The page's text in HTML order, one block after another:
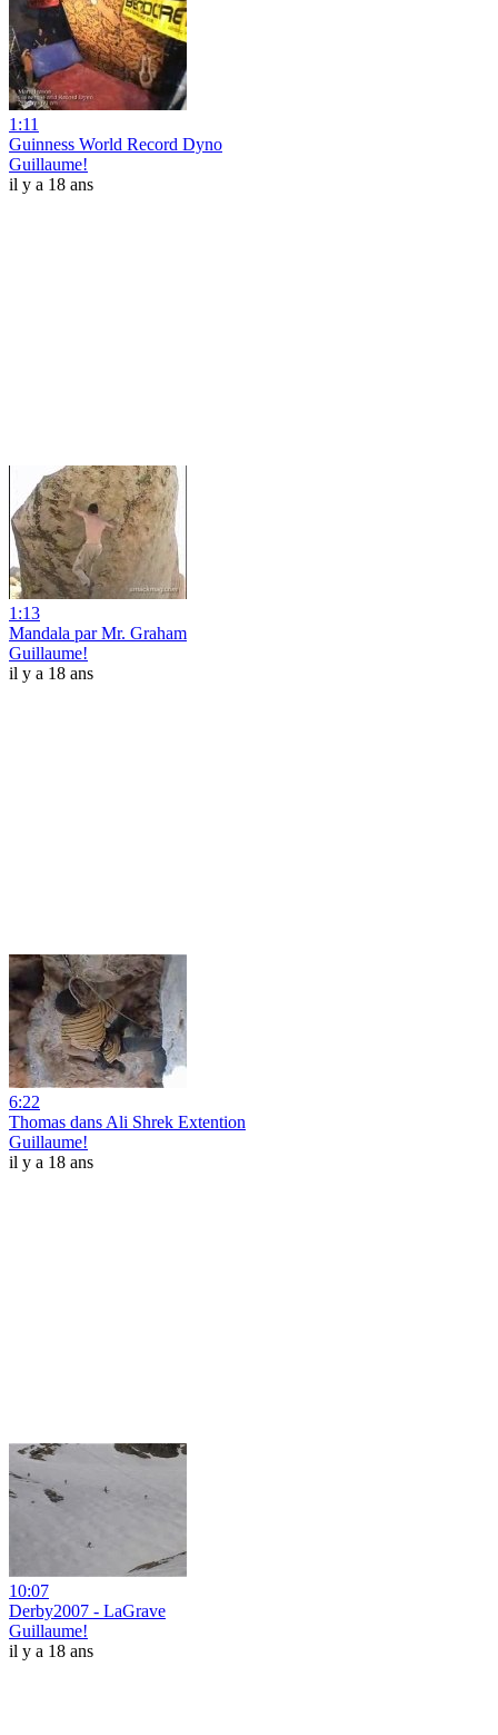
1:11
Guinness World Record Dyno
Guillaume!
il y a 18 ans
1:13
Mandala par Mr. Graham
Guillaume!
il y a 18 ans
6:22
Thomas dans Ali Shrek Extention
Guillaume!
il y a 18 ans
10:07
Derby2007 - LaGrave
Guillaume!
il y a 18 ans